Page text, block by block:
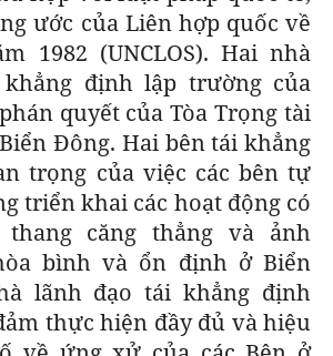
ước của Liên hợp quốc về
1982 (UNCLOS). Hai nhà
định lập trường của
quyết của Tòa Trọng tài
Đông. Hai bên tái khẳng
trọng của việc các bên tự
triển khai các hoạt động có
căng thẳng và ảnh
bình và ổn định ở Biển
lãnh đạo tái khẳng định
thực hiện đầy đủ và hiệu